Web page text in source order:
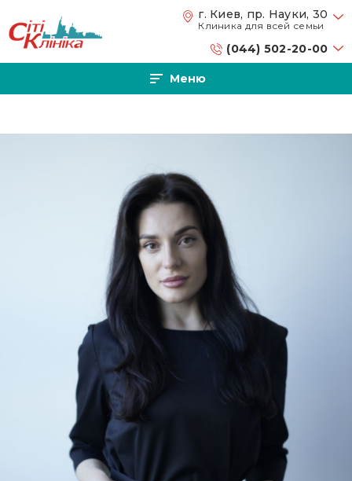
Перейти к основному содержанию г. Киев, пр. Науки, 30
Клиника для всей семьи
(044) 502-20-00
Меню